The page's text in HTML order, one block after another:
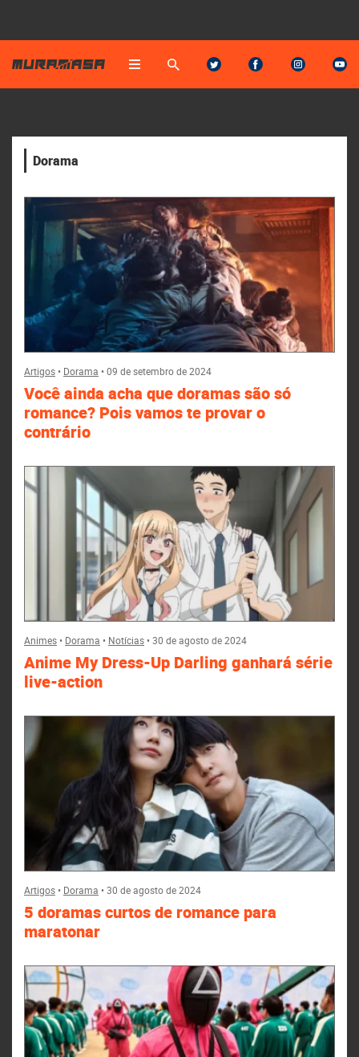
Dorama
Artigos• Dorama •09 de setembro de 2024
Você ainda acha que doramas são só
romance? Pois vamos te provar o
contrário
Animes• Dorama • Notícias•30 de agosto de 2024
Anime My Dress-Up Darling ganhará série
live-action
Artigos• Dorama •30 de agosto de 2024
5 doramas curtos de romance para
maratonar